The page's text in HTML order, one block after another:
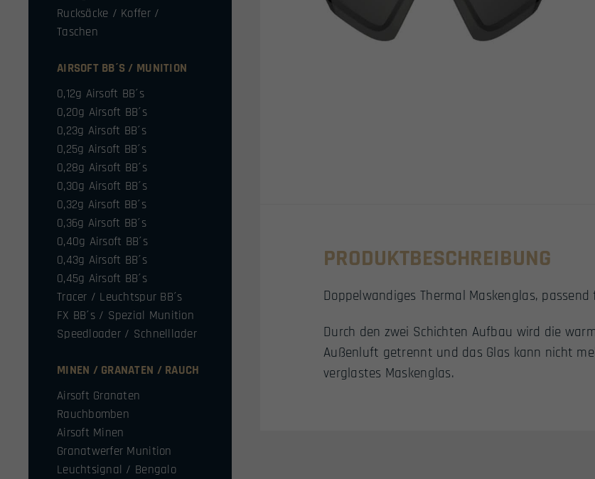
Rucksäcke / Koffer /
Taschen
AIRSOFT BB´S / MUNITION
0,12g Airsoft BB´s
0,20g Airsoft BB´s
0,23g Airsoft BB´s
0,25g Airsoft BB´s
0,28g Airsoft BB´s
0,30g Airsoft BB´s
0,32g Airsoft BB´s
0,36g Airsoft BB´s
0,40g Airsoft BB´s
0,43g Airsoft BB´s
0,45g Airsoft BB´s
Tracer / Leuchtspur BB´s
FX BB´s / Spezial Munition
Speedloader / Schnelllader
MINEN / GRANATEN / RAUCH
Airsoft Granaten
Rauchbomben
Airsoft Minen
Granatwerfer Munition
Leuchtsignal / Bengalo
PRODUKTBESCHREIBUNG
Doppelwandiges Thermal Maskenglas,
Durch den zwei Schichten Aufbau wird die
Außenluft getrennt und das Glas kann nicht
verglastes Maskenglas.